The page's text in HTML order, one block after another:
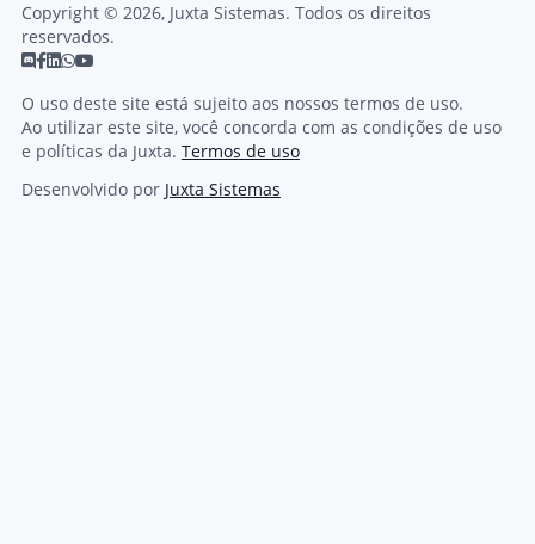
Copyright © 2026, Juxta Sistemas. Todos os direitos
reservados.
O uso deste site está sujeito aos nossos termos de uso.
Ao utilizar este site, você concorda com as condições de uso
e políticas da Juxta. Termos de uso
Desenvolvido por Juxta Sistemas